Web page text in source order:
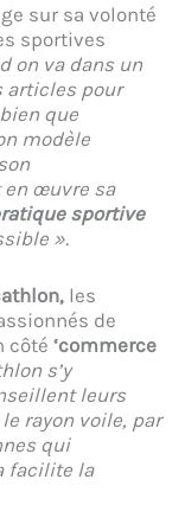
sur sa volonté
sportives
on va dans un
articles pour
que
modèle
œuvre sa
sportive
».
les
de
côté ‘commerce
s’y
leurs
rayon voile, par
qui
facilite la